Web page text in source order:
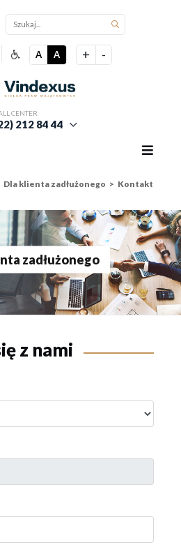
A A + -
CENTER
212 84 44
Dla klienta zadłużonego
Kontakt
zadłużonego
z nami